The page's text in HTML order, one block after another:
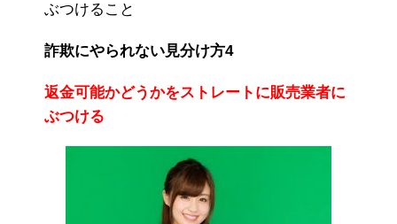
ぶつけること
詐欺にやられない見分け方4
返金可能かどうかをストレートに販売業者に
ぶつける